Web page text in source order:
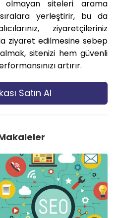
olmayan siteleri arama
yerleştirir, bu da
ziyaretçileriniz
ziyaret edilmesine sebep
sitenizi hem güvenli
artırır.
Satın Al